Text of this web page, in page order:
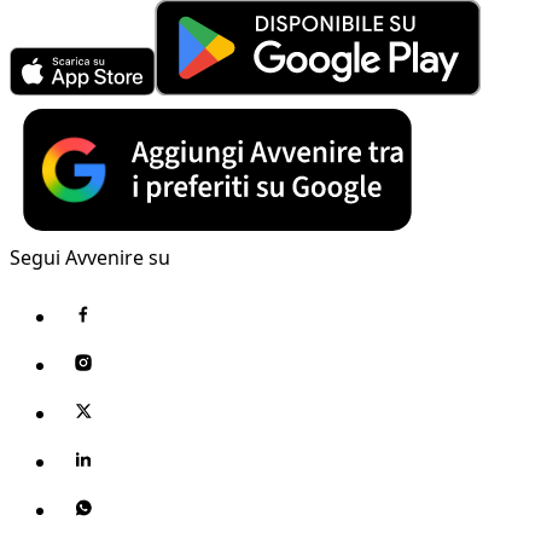
Segui Avvenire su